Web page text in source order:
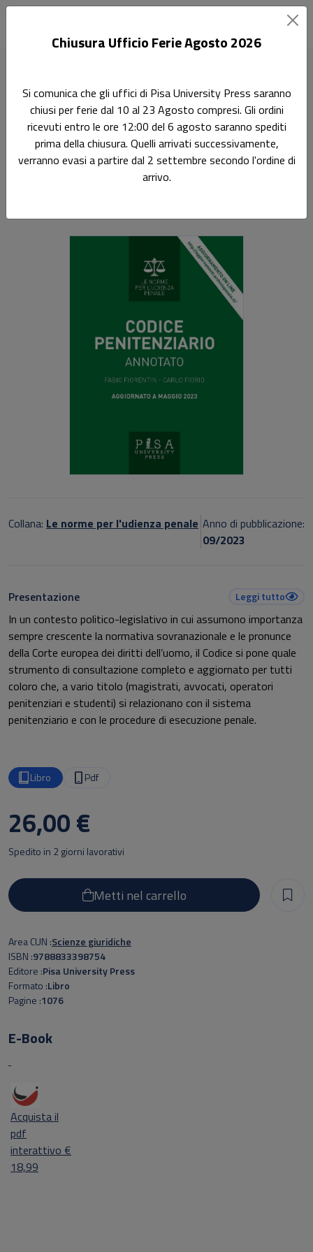
Ricerca
Codice Penitenziario
annotato. Aggiornato a maggio 2023
Collana: Le norme per l'udienza penale Anno di pubblicazione:
09/2023
Presentazione Leggi tutto
In un contesto politico-legislativo in cui assumono importanza
sempre crescente la normativa sovranazionale e le pronunce
della Corte europea dei diritti dell’uomo, il Codice si pone quale
strumento di consultazione completo e aggiornato per tutti
coloro che, a vario titolo (magistrati, avvocati, operatori
penitenziari e studenti) si relazionano con il sistema
penitenziario e con le procedure di esecuzione penale.
2021, n. 134 e D.Lgs. 10 ottobre 2022, n. 150) e Nordio (D.L.
31 ottobre 2022, n. 162, conv. con mod. dalla L. 30 dicembre
internazionali in materia, corredate dalla giurisprudenza
europea, costituzionale e di legittimità.
Libro Pdf
26,00 €
Metti nel carrello
Spedito in 2 giorni lavorativi
Area CUN Scienze giuridiche
ISBN 9788833398754
Editore Pisa University Press
Formato Libro
Pagine 1076
E-Book
Acquista il
pdf
interattivo €
18,99
Chiusura Ufficio Ferie Agosto 2026
Si comunica che gli uffici di Pisa University Press saranno
chiusi per ferie dal 10 al 23 Agosto compresi. Gli ordini
ricevuti entro le ore 12:00 del 6 agosto saranno spediti
prima della chiusura. Quelli arrivati successivamente,
verranno evasi a partire dal 2 settembre secondo l'ordine di
arrivo.